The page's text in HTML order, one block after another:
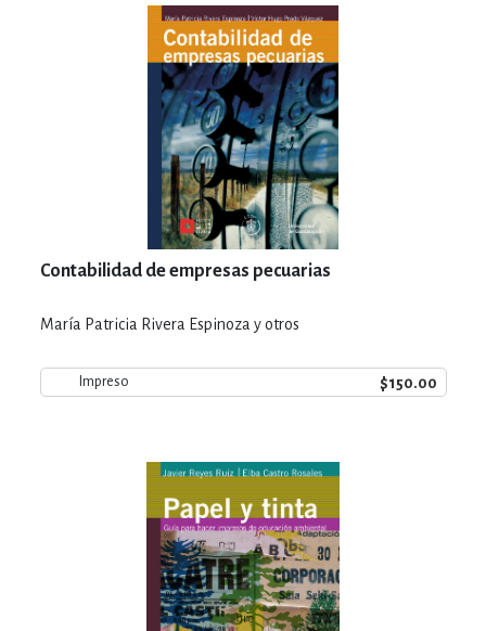
Contabilidad de empresas pecuarias
María Patricia Rivera Espinoza y otros
Impreso $150.00